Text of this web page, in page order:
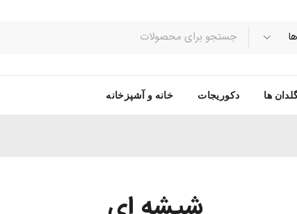
ها دکوریجات خانه و آشپزخانه